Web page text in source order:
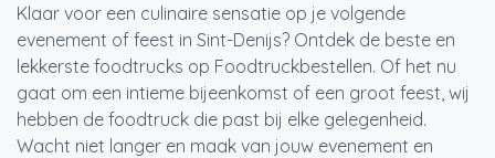
Klaar voor een culinaire sensatie op je volgende
evenement of feest in Sint-Denijs? Ontdek de beste en
lekkerste foodtrucks op Foodtruckbestellen. Of het nu
gaat om een intieme bijeenkomst of een groot feest, wij
hebben de foodtruck die past bij elke gelegenheid.
Wacht niet langer en maak van jouw evenement en